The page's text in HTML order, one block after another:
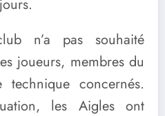
n’a pas souhaité
joueurs, membres du
concernés.
les Aigles ont